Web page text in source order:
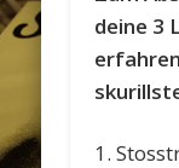
deine 3
1.